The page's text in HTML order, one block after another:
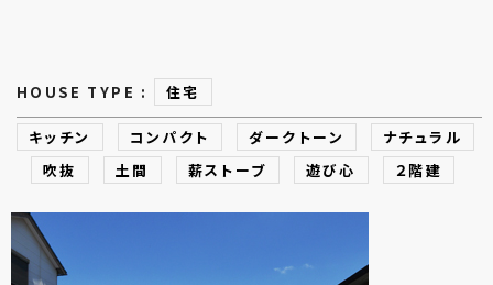
HOUSE TYPE : 住宅
キッチン コンパクト ダークトーン
ナチュラル
吹抜
土間 薪ストーブ 遊び心 ２階建